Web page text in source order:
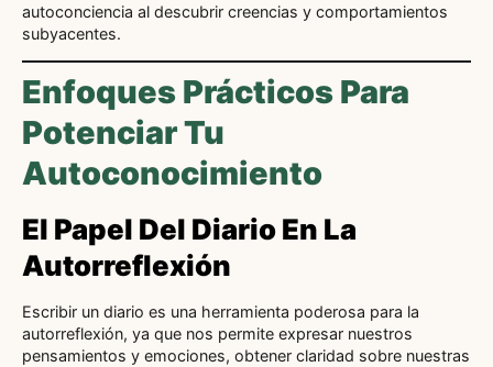
autoconciencia al descubrir creencias y comportamientos
subyacentes.
Enfoques Prácticos Para
Potenciar Tu
Autoconocimiento
El Papel Del Diario En La
Autorreflexión
Escribir un diario es una herramienta poderosa para la
autorreflexión, ya que nos permite expresar nuestros
pensamientos y emociones, obtener claridad sobre nuestras